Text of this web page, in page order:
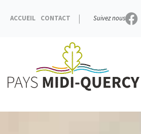
ACCUEIL CONTACT Suivez nous